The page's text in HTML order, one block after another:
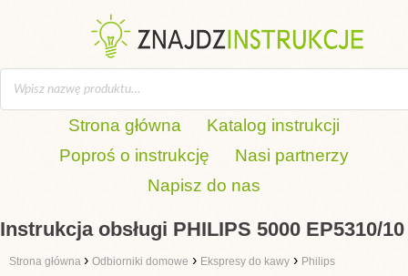
Strona główna
Katalog instrukcji
Poproś o instrukcję
Nasi partnerzy
Napisz do nas
Instrukcja obsługi PHILIPS 5000 EP5310/10
Strona główna › Odbiorniki domowe › Ekspresy do kawy › Philips